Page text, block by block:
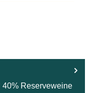
40% Reserveweine